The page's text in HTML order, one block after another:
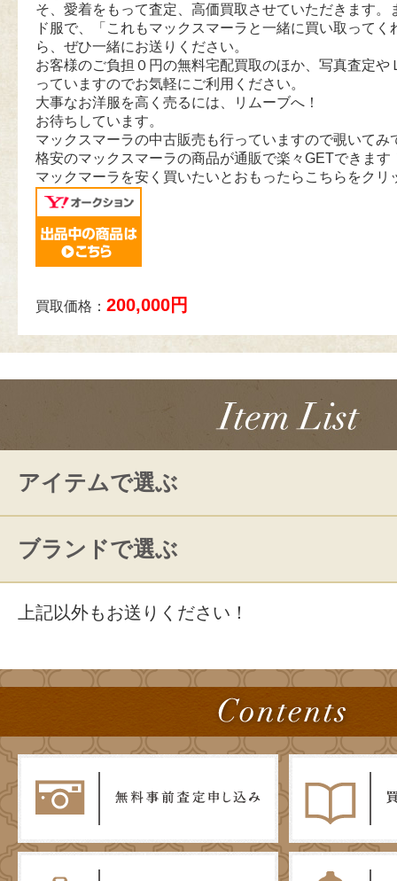
そ、愛着をもって査定、高価買取させていただきます。
ド服で、「これもマックスマーラと一緒に買い取ってく
ら、ぜひ一緒にお送りください。
お客様のご負担０円の無料宅配買取のほか、写真査定や
っていますのでお気軽にご利用ください。
大事なお洋服を高く売るには、リムーブへ！
お待ちしています。
マックスマーラの中古販売も行っていますので覗いてみ
格安のマックスマーラの商品が通販で楽々GETできます
マックマーラを安く買いたいとおもったらこちらをクリ
買取価格： 200,000円
アイテムで選ぶ
ブランドで選ぶ
上記以外もお送りください！